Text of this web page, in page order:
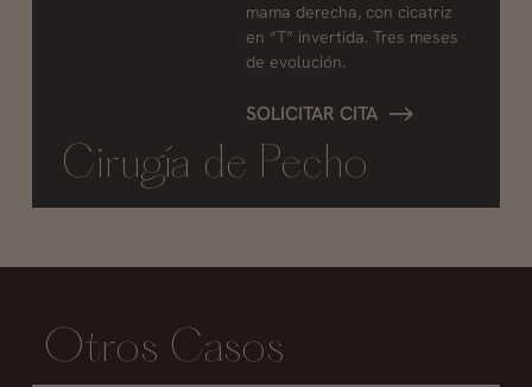
mama derecha, con cicatriz
en “T” invertida. Tres meses
de evolución.
SOLICITAR CITA
Cirugía de Pecho
Otros Casos